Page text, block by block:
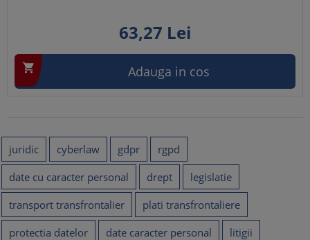
63,27 Lei
 Adauga in cos
juridic cyberlaw gdpr
rgpd
date cu caracter personal
drept
legislatie
transport transfrontalier
plati transfrontaliere
protectia datelor
date caracter personal
litigii